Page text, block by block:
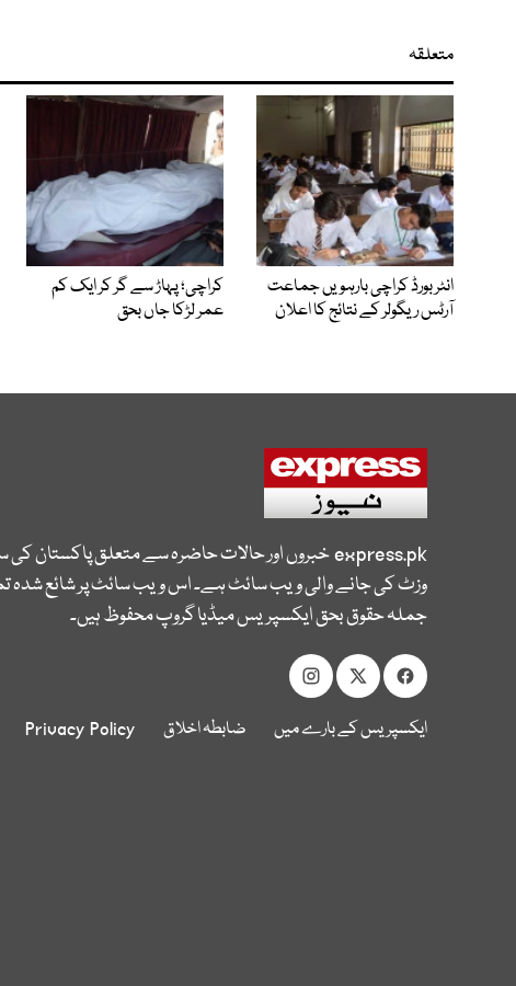
متعلقہ
انٹر بورڈ کراچی بارہویں جماعت
آرٹس ریگولر کے نتائج کا اعلان
کراچی؛ پہاڑ سے گر کر ایک کم
عمر لڑکا جاں بحق
express.pkخبروں اور حالات حاضرہ سے متعلق پاکستان
وزٹ کی جانے والی ویب سائٹ ہے۔ اس ویب سائٹ پر شائع شدہ
جملہ حقوق بحق ایکسپریس میڈیا گروپ محفوظ ہیں۔
ایکسپریس کے بارے میں ضابطہ اخلاق Privacy Policy